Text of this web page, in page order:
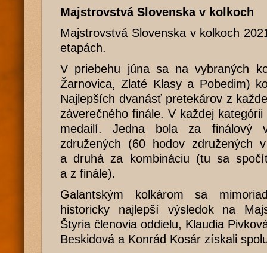
Majstrovstvá Slovenska v kolkoch
Majstrovstvá Slovenska v kolkoch
etapách.
V priebehu júna sa na vybraných
Žarnovica, Zlaté Klasy a Pobedim)
Najlepších dvanásť pretekárov z
záverečného finále. V každej
medailí. Jedna bola za finálový
združených (60 hodov združených
a druhá za kombináciu (tu sa
a z finále).
Galantským kolkárom sa
historicky najlepší výsledok na
Štyria členovia oddielu, Klaudia
Beskidová a Konrád Kosár získali